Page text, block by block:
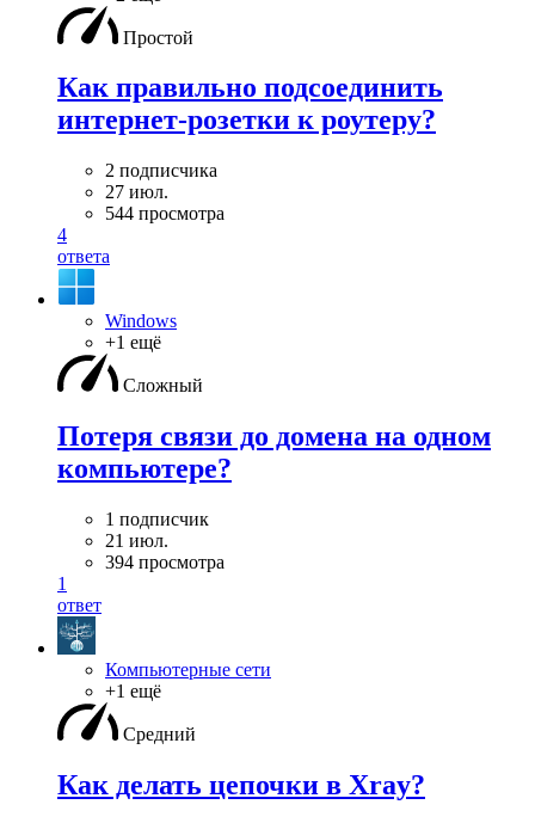
Простой
Как правильно подсоединить
интернет-розетки к роутеру?
2 подписчика
27 июл.
544 просмотра
4
ответа
Windows
+1 ещё
Сложный
Потеря связи до домена на одном
компьютере?
1 подписчик
21 июл.
394 просмотра
1
ответ
Компьютерные сети
+1 ещё
Средний
Как делать цепочки в Xray?